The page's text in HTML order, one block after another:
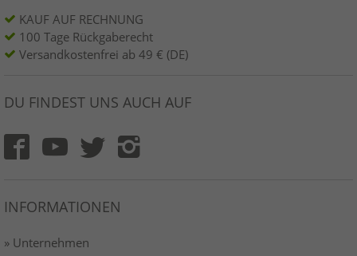
KAUF AUF RECHNUNG
100 Tage Rückgaberecht
Versandkostenfrei ab 49 € (DE)
DU FINDEST UNS AUCH AUF
INFORMATIONEN
» Unternehmen